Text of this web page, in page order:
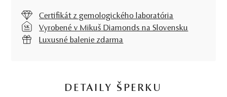
Certifikát z gemologického laboratória
Vyrobené v Mikuš Diamonds na Slovensku
Luxusné balenie zdarma
DETAILY ŠPERKU